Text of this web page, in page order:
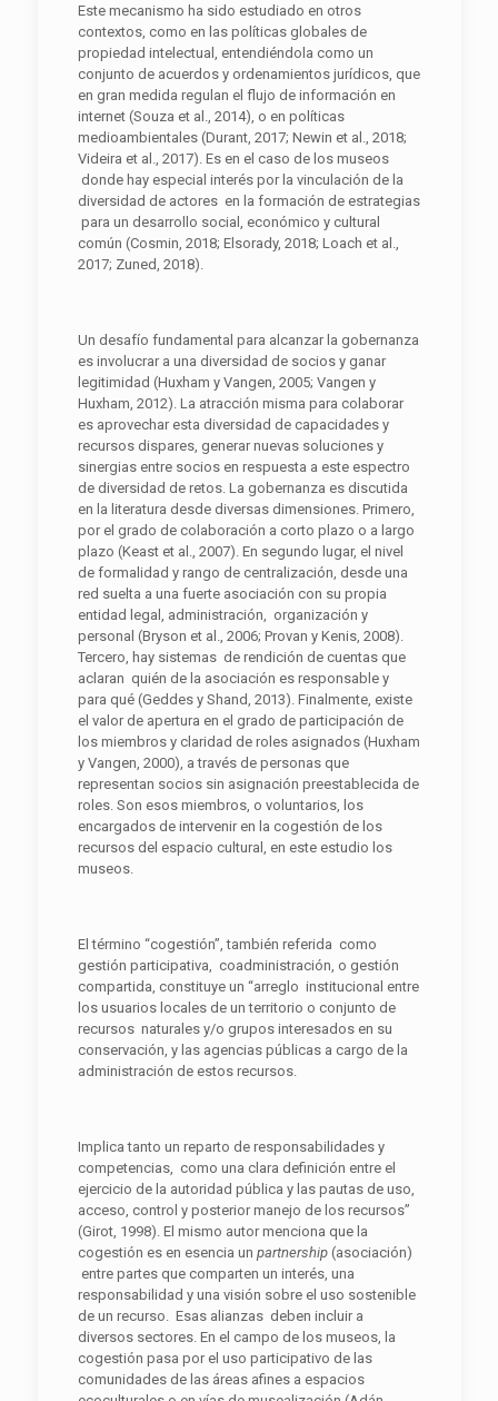
Este mecanismo ha sido estudiado en otros
contextos, como en las políticas globales de
propiedad intelectual, entendiéndola como un
conjunto de acuerdos y ordenamientos jurídicos, que
en gran medida regulan el flujo de información en
internet (Souza et al., 2014), o en políticas
medioambientales (Durant, 2017; Newin et al., 2018;
Videira et al., 2017). Es en el caso de los museos
donde hay especial interés por la vinculación de la
diversidad de actores en la formación de estrategias
para un desarrollo social, económico y cultural
común (Cosmin, 2018; Elsorady, 2018; Loach et al.,
2017; Zuned, 2018).
Un desafío fundamental para alcanzar la gobernanza
es involucrar a una diversidad de socios y ganar
legitimidad (Huxham y Vangen, 2005; Vangen y
Huxham, 2012). La atracción misma para colaborar
es aprovechar esta diversidad de capacidades y
recursos dispares, generar nuevas soluciones y
sinergias entre socios en respuesta a este espectro
de diversidad de retos. La gobernanza es discutida
en la literatura desde diversas dimensiones. Primero,
por el grado de colaboración a corto plazo o a largo
plazo (Keast et al., 2007). En segundo lugar, el nivel
de formalidad y rango de centralización, desde una
red suelta a una fuerte asociación con su propia
entidad legal, administración, organización y
personal (Bryson et al., 2006; Provan y Kenis, 2008).
Tercero, hay sistemas de rendición de cuentas que
aclaran quién de la asociación es responsable y
para qué (Geddes y Shand, 2013). Finalmente, existe
el valor de apertura en el grado de participación de
los miembros y claridad de roles asignados (Huxham
y Vangen, 2000), a través de personas que
representan socios sin asignación preestablecida de
roles. Son esos miembros, o voluntarios, los
encargados de intervenir en la cogestión de los
recursos del espacio cultural, en este estudio los
museos.
El término “cogestión”, también referida como
gestión participativa, coadministración, o gestión
compartida, constituye un “arreglo institucional entre
los usuarios locales de un territorio o conjunto de
recursos naturales y/o grupos interesados en su
conservación, y las agencias públicas a cargo de la
administración de estos recursos.
Implica tanto un reparto de responsabilidades y
competencias, como una clara definición entre el
ejercicio de la autoridad pública y las pautas de uso,
acceso, control y posterior manejo de los recursos”
(Girot, 1998). El mismo autor menciona que la
cogestión es en esencia un partnership (asociación)
entre partes que comparten un interés, una
responsabilidad y una visión sobre el uso sostenible
de un recurso. Esas alianzas deben incluir a
diversos sectores. En el campo de los museos, la
cogestión pasa por el uso participativo de las
comunidades de las áreas afines a espacios